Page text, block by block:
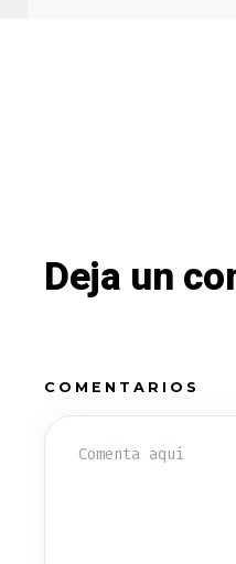
Deja un
COMENTARIOS